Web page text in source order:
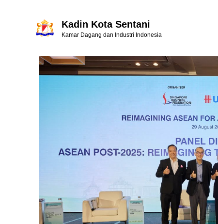
Kadin Kota Sentani
Kamar Dagang dan Industri Indonesia